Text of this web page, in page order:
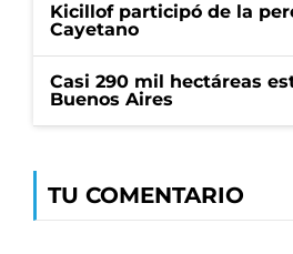
Kicillof participó de la
Cayetano
Casi 290 mil hectáreas
Buenos Aires
TU COMENTARIO